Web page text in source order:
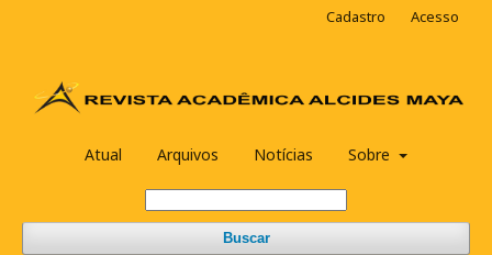
Atual Arquivos Notícias Sobre
Buscar
Cadastro Acesso